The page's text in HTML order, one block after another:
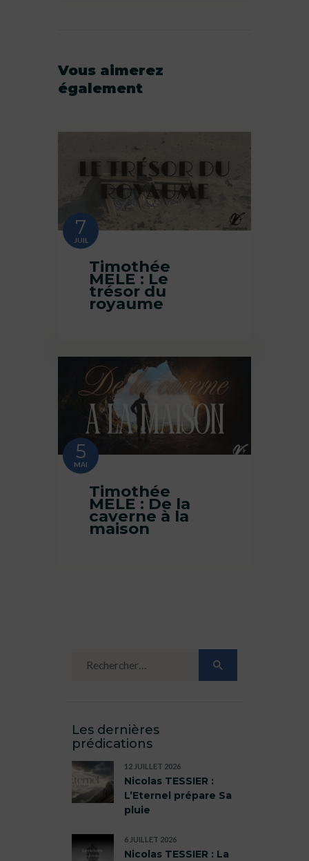
Vous aimerez
également
7
JUIL
Timothée
MELE : Le
trésor du
royaume
5
MAI
Timothée
MELE : De la
caverne à la
maison
Les dernières
prédications
Nicolas TESSIER :
L’Eternel prépare Sa
pluie
12 JUILLET 2026
Nicolas TESSIER : La
6 JUILLET 2026